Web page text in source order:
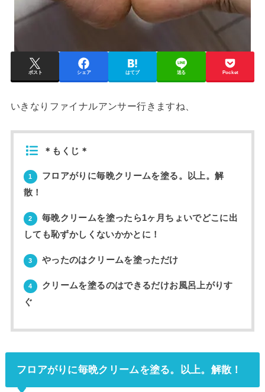
ポスト シェア はてブ 送る Pocket
いきなりファイナルアンサー行きますね、
＊もくじ＊
1
フロアがりに毎晩クリームを塗る。以上。解
散！
2
毎晩クリームを塗ったら1ヶ月ちょいでどこに出
しても恥ずかしくないかかとに！
3 やったのはクリームを塗っただけ
4
クリームを塗るのはできるだけお風呂上がりす
ぐ
フロアがりに毎晩クリームを塗る。以上。解散！